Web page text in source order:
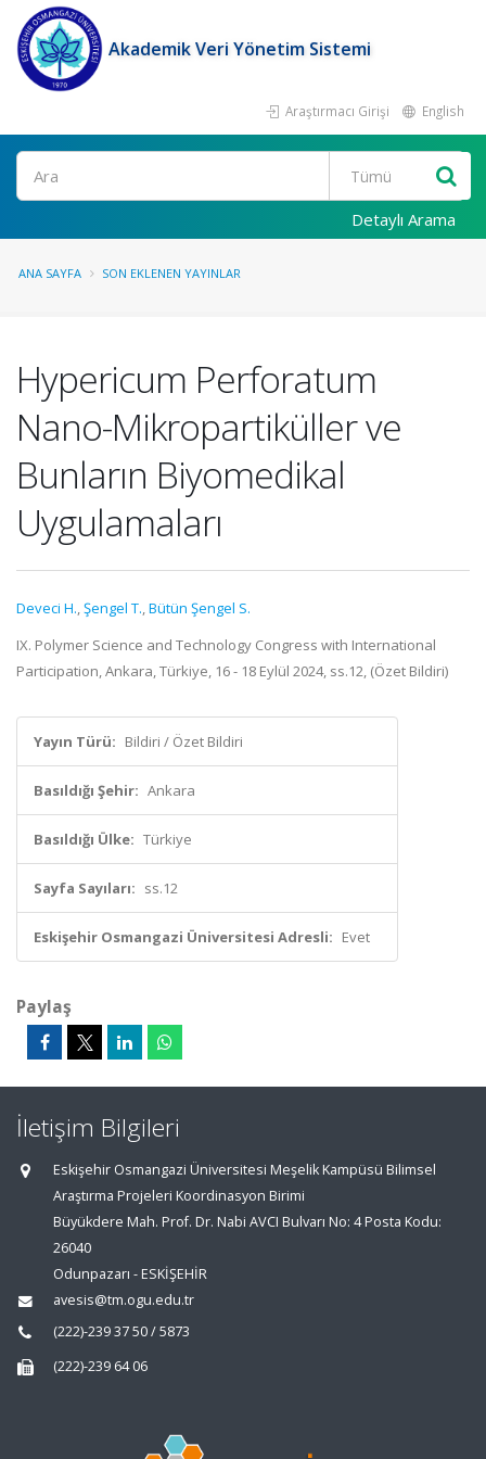
Akademik Veri Yönetim Sistemi
Araştırmacı Girişi English
Ara
Detaylı Arama
ANA SAYFA SON EKLENEN YAYINLAR
Hypericum Perforatum
Nano-Mikropartiküller ve
Bunların Biyomedikal
Uygulamaları
Deveci H.,Şengel T.,Bütün Şengel S.
IX. Polymer Science and Technology Congress with International
Participation, Ankara, Türkiye, 16 - 18 Eylül 2024, ss.12, (Özet Bildiri)
Yayın Türü: Bildiri / Özet Bildiri
Basıldığı Şehir: Ankara
Basıldığı Ülke: Türkiye
Sayfa Sayıları: ss.12
Eskişehir Osmangazi Üniversitesi Adresli: Evet
Paylaş
İletişim Bilgileri
Eskişehir Osmangazi Üniversitesi Meşelik Kampüsü Bilimsel
Araştırma Projeleri Koordinasyon Birimi
Büyükdere Mah. Prof. Dr. Nabi AVCI Bulvarı No: 4 Posta Kodu:
26040
Odunpazarı - ESKİŞEHİR
avesis@tm.ogu.edu.tr
(222)-239 37 50 / 5873
(222)-239 64 06